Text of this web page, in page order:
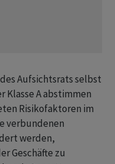
Aufsichtsrats selbst
Klasse A abstimmen
Risikofaktoren im
verbundenen
werden,
Geschäfte zu